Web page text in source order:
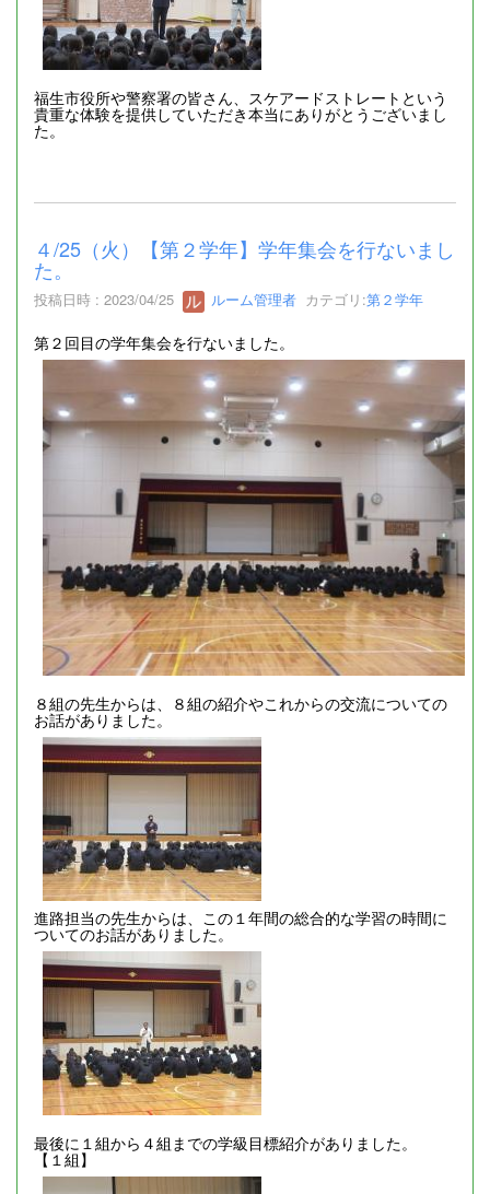
福生市役所や警察署の皆さん、スケアードストレートという
貴重な体験を提供していただき本当にありがとうございまし
た。
４/25（火）【第２学年】学年集会を行ないまし
た。
投稿日時 : 2023/04/25 ルーム管理者 カテゴリ:第２学年
第２回目の学年集会を行ないました。
８組の先生からは、８組の紹介やこれからの交流についての
お話がありました。
進路担当の先生からは、この１年間の総合的な学習の時間に
ついてのお話がありました。
最後に１組から４組までの学級目標紹介がありました。
【１組】